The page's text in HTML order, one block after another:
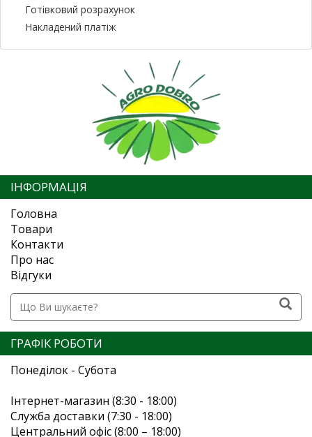
Готівковий розрахунок
Накладений платіж
ІНФОРМАЦІЯ
Головна
Товари
Контакти
Про нас
Відгуки
ГРАФІК РОБОТИ
Понеділок - Субота
Інтернет-магазин (8:30 - 18:00)
Служба доставки (7:30 - 18:00)
Центральний офіс (8:00 – 18:00)